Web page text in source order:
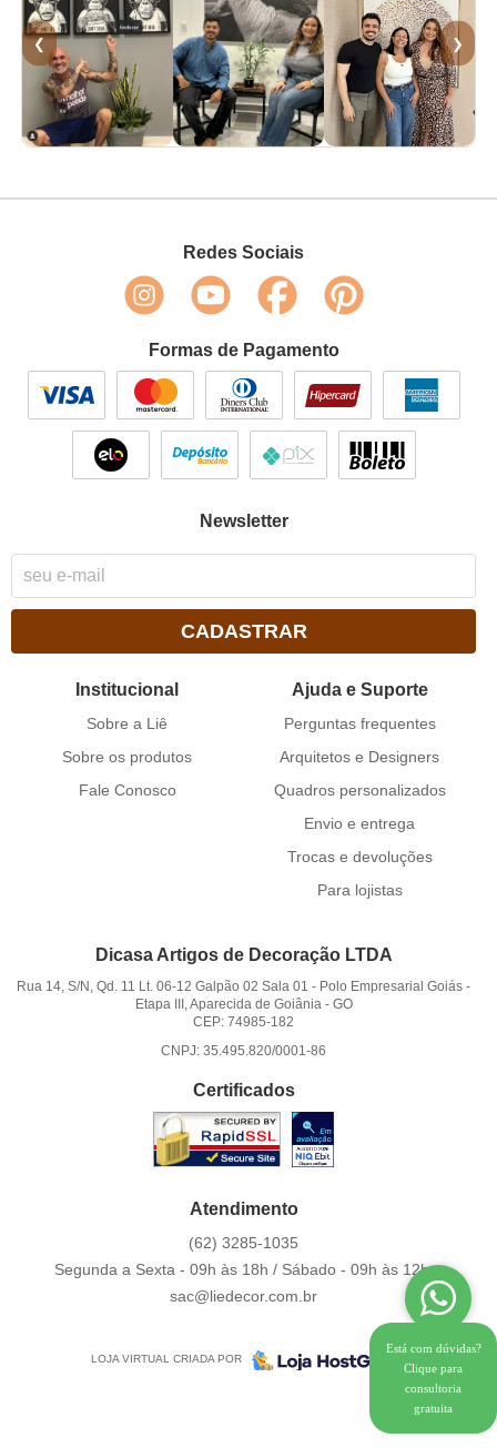
❮ ❯
Redes Sociais
Formas de Pagamento
Newsletter
CADASTRAR
Institucional
Sobre a Liê
Sobre os produtos
Fale Conosco
Ajuda e Suporte
Perguntas frequentes
Arquitetos e Designers
Quadros personalizados
Envio e entrega
Trocas e devoluções
Para lojistas
Dicasa Artigos de Decoração LTDA
Rua 14, S/N, Qd. 11 Lt. 06-12 Galpão 02 Sala 01 - Polo Empresarial Goiás -
Etapa III, Aparecida de Goiânia- GO
CEP: 74985-182
CNPJ: 35.495.820/0001-86
Certificados
Atendimento
(62) 3285-1035
Segunda a Sexta - 09h às 18h / Sábado - 09h às 12h.
sac@liedecor.com.br
LOJA VIRTUAL CRIADA POR
Está com dúvidas?
Clique para
consultoria
gratuita